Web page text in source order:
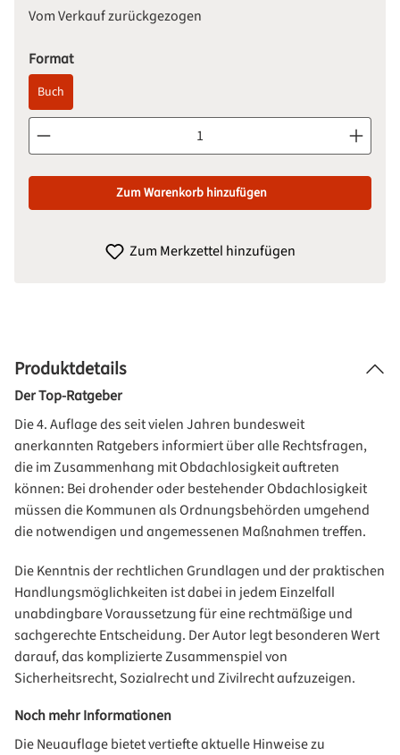
Vom Verkauf zurückgezogen
Formatauswählen
Buch
Produkt Anzahl: Gib den gewünschten Wert ein oder
Zum Warenkorb hinzufügen
Zum Merkzettel hinzufügen
Produktdetails
Der Top-Ratgeber
Die 4. Auflage des seit vielen Jahren bundesweit
anerkannten Ratgebers informiert über alle Rechtsfragen,
die im Zusammenhang mit Obdachlosigkeit auftreten
können: Bei drohender oder bestehender Obdachlosigkeit
müssen die Kommunen als Ordnungsbehörden umgehend
die notwendigen und angemessenen Maßnahmen treffen.
Die Kenntnis der rechtlichen Grundlagen und der praktischen
Handlungsmöglichkeiten ist dabei in jedem Einzelfall
unabdingbare Voraussetzung für eine rechtmäßige und
sachgerechte Entscheidung. Der Autor legt besonderen Wert
darauf, das komplizierte Zusammenspiel von
Sicherheitsrecht, Sozialrecht und Zivilrecht aufzuzeigen.
Noch mehr Informationen
Die Neuauflage bietet vertiefte aktuelle Hinweise zu